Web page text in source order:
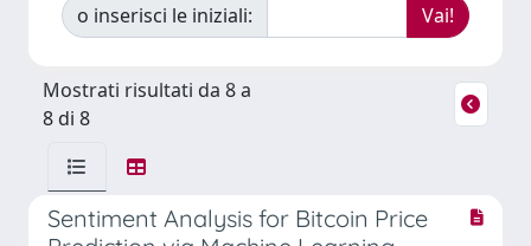
o inserisci le iniziali:
Mostrati risultati da 8 a
8 di 8
Sentiment Analysis for Bitcoin Price